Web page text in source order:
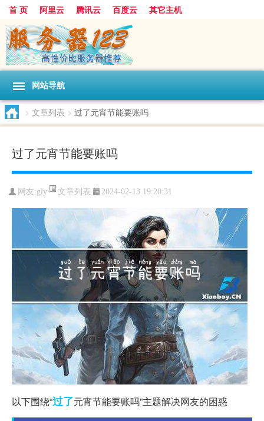
首 页 阿里云 腾讯云 百度云 其它主机
网站导航
> 文章列表 > 过了元宵节能要账吗
过了元宵节能要账吗
网友:gly 文章列表 2024-02-13 19:20:31
以下围绕“过了元宵节能要账吗”主题解决网友的困惑